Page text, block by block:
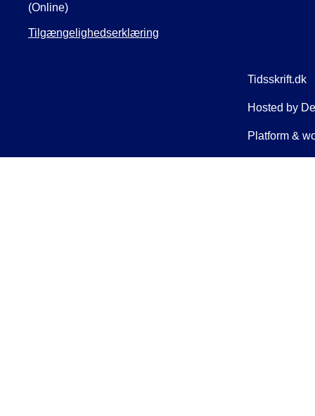
(Online)
Tilgængelighedserklæring